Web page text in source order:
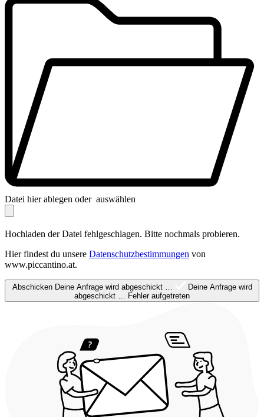
Datei hier ablegen oder auswählen
Hochladen der Datei fehlgeschlagen. Bitte nochmals probieren.
Hier findest du unsere Datenschutzbestimmungen von
www.piccantino.at.
Abschicken Deine Anfrage wird abgeschickt …
Deine Anfrage wird
abgeschickt … Fehler aufgetreten